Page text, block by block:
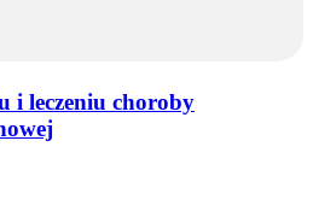
i leczeniu choroby